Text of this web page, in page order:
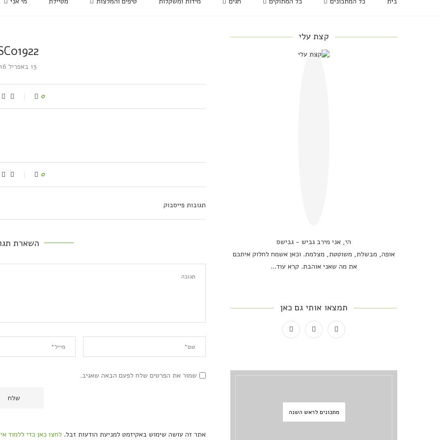
13 באפריל 2016
0
0
תגובות פייסבוק
השארת
שמור את הפרטים שלח לפעם הבאה שאגיב.
אתר זה עושה שימוש באקיזמט למניעת הודעות זבל. לחצו כאן כדי ללמוד
קצת עלי
הי, אני מירב גביש - גבישס
אופה, מבשלת, משוטטת, מצלמת. וכאן אשמח לחלוק איתכם
את מה שאני אוהבת. קרא עוד...
תמצאו אותי גם כאן
מתכונים לראש השנה